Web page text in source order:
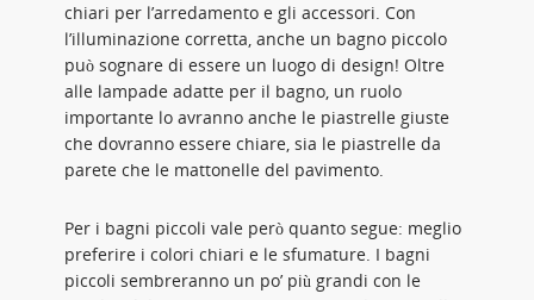
chiari per l’arredamento e gli accessori. Con
l’illuminazione corretta, anche un bagno piccolo
può sognare di essere un luogo di design! Oltre
alle lampade adatte per il bagno, un ruolo
importante lo avranno anche le piastrelle giuste
che dovranno essere chiare, sia le piastrelle da
parete che le mattonelle del pavimento.
Per i bagni piccoli vale però quanto segue: meglio
preferire i colori chiari e le sfumature. I bagni
piccoli sembreranno un po’ più grandi con le